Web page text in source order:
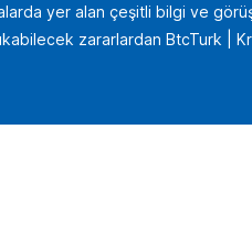
yer alan çeşitli bilgi ve
zararlardan BtcTurk |